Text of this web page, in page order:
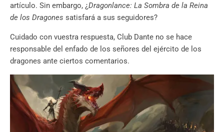
artículo. Sin embargo, ¿Dragonlance: La Sombra de la Reina
de los Dragones satisfará a sus seguidores?
Cuidado con vuestra respuesta, Club Dante no se hace
responsable del enfado de los señores del ejército de los
dragones ante ciertos comentarios.